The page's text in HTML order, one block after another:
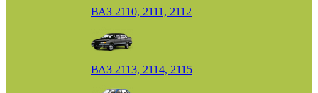
ВАЗ 2110, 2111, 2112
ВАЗ 2113, 2114, 2115